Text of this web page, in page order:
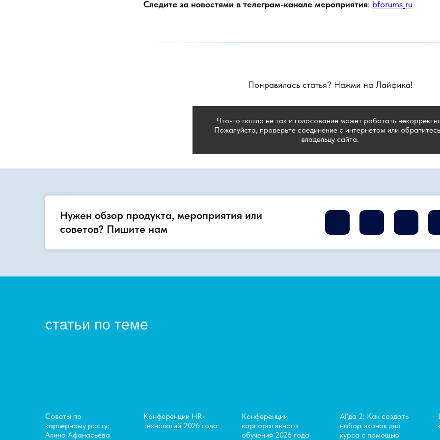
Следите за новостями в телеграм-канале мероприятия: bforums_ru
Понравилась статья? Нажми на Лайфика!
Что-то пошло не так и голосование может работать
Пожалуйста, проверьте соединение с интернетом или
владельцу сайта.
Нужен обзор продукта, мероприятия или
советов? Пишите нам
статьи по теме
Советы по
карьерному росту:
Алина Афанасьева
Конференции HR-
технологий 2026 года
Конференции
корпоративного
обучения 2026 года
AI'да 2: Как создать
набор иконок для
курса с помощью